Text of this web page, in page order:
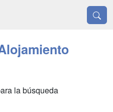
la búsqueda